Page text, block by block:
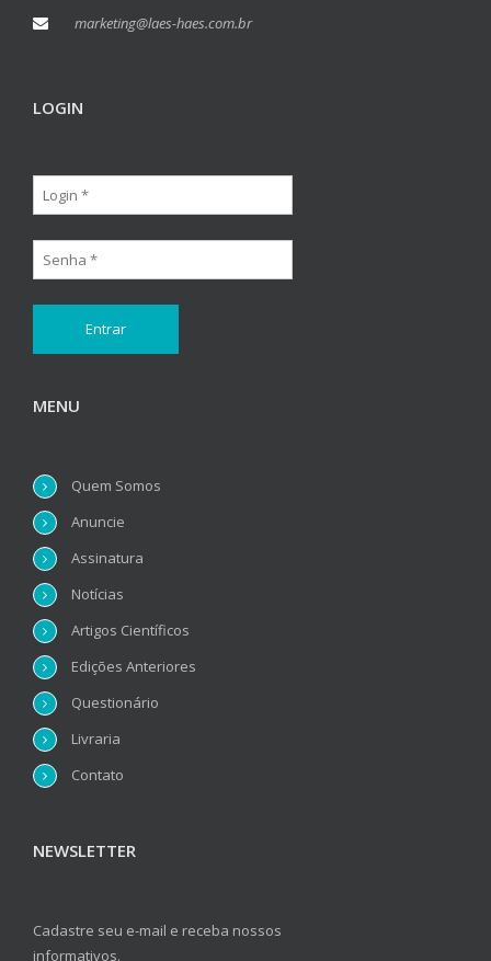
marketing@laes-haes.com.br
LOGIN
MENU
Quem Somos
Anuncie
Assinatura
Notícias
Artigos Científicos
Edições Anteriores
Questionário
Livraria
Contato
NEWSLETTER
Cadastre seu e-mail e receba nossos
informativos.